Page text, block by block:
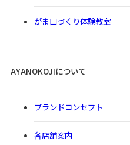
がま口づくり体験教室
AYANOKOJIについて
ブランドコンセプト
各店舗案内